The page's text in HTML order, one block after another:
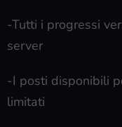
-Tutti i progressi
server
-I posti disponibili
limitati